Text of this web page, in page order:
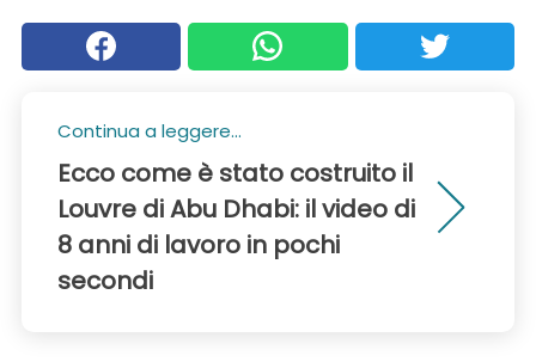
Continua a leggere...
Ecco come è stato costruito il
Louvre di Abu Dhabi: il video di
8 anni di lavoro in pochi
secondi